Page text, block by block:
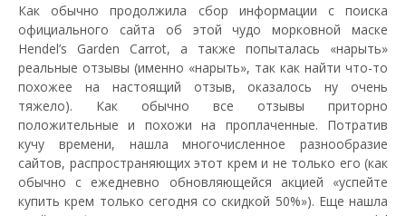
Как обычно продолжила сбор информации с поиска
официального сайта об этой чудо морковной маске
Hendel’s Garden Carrot, а также попыталась «нарыть»
реальные отзывы (именно «нарыть», так как найти что-то
похожее на настоящий отзыв, оказалось ну очень
тяжело). Как обычно все отзывы приторно
положительные и похожи на проплаченные. Потратив
кучу времени, нашла многочисленное разнообразие
сайтов, распространяющих этот крем и не только его (как
обычно с ежедневно обновляющейся акцией «успейте
купить крем только сегодня со скидкой 50%»). Еще нашла